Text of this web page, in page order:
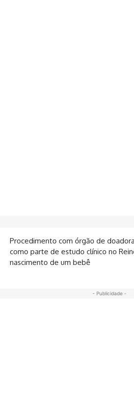
Procedimento com órgão de
como parte de estudo clínico no
nascimento de um bebê
- Publicidade -